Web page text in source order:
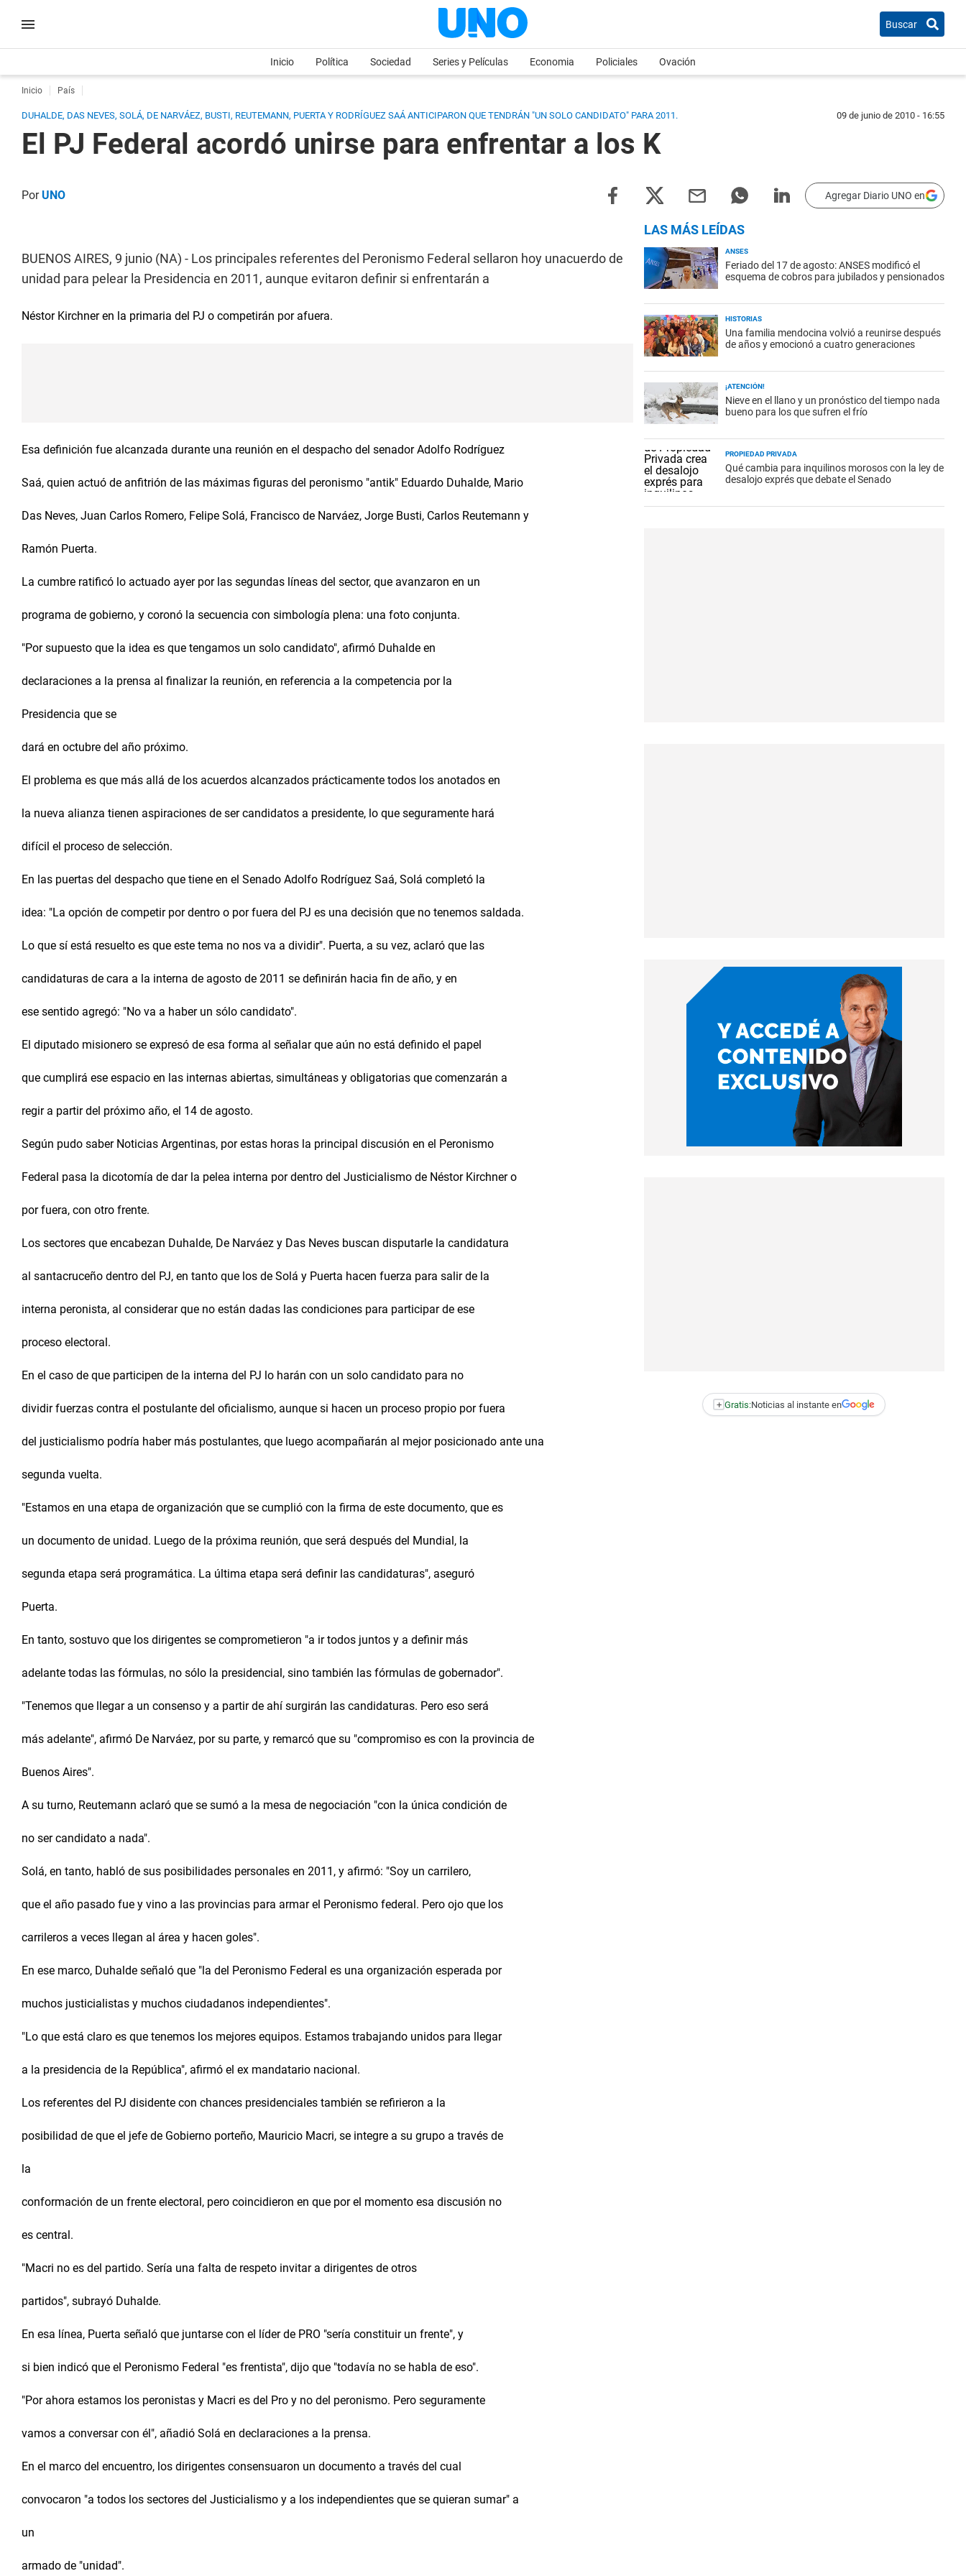
Buscar
Inicio Política Sociedad Series y Películas Economia Policiales Ovación
Inicio País
DUHALDE, DAS NEVES, SOLÁ, DE NARVÁEZ, BUSTI, REUTEMANN, PUERTA Y RODRÍGUEZ SAÁ ANTICIPARON QUE TENDRÁN "UN SOLO CANDIDATO" PARA 2011. 09 de junio de 2010 - 16:55
El PJ Federal acordó unirse para enfrentar a los K
PorUNO Agregar Diario UNO en
BUENOS AIRES, 9 junio (NA) - Los principales referentes del Peronismo Federal sellaron hoy unacuerdo de
unidad para pelear la Presidencia en 2011, aunque evitaron definir si enfrentarán a
Néstor Kirchner en la primaria del PJ o competirán por afuera.
Esa definición fue alcanzada durante una reunión en el despacho del senador Adolfo Rodríguez
Saá, quien actuó de anfitrión de las máximas figuras del peronismo "antik" Eduardo Duhalde, Mario
Das Neves, Juan Carlos Romero, Felipe Solá, Francisco de Narváez, Jorge Busti, Carlos Reutemann y
Ramón Puerta.
La cumbre ratificó lo actuado ayer por las segundas líneas del sector, que avanzaron en un
programa de gobierno, y coronó la secuencia con simbología plena: una foto conjunta.
"Por supuesto que la idea es que tengamos un solo candidato", afirmó Duhalde en
declaraciones a la prensa al finalizar la reunión, en referencia a la competencia por la
Presidencia que se
dará en octubre del año próximo.
El problema es que más allá de los acuerdos alcanzados prácticamente todos los anotados en
la nueva alianza tienen aspiraciones de ser candidatos a presidente, lo que seguramente hará
difícil el proceso de selección.
En las puertas del despacho que tiene en el Senado Adolfo Rodríguez Saá, Solá completó la
idea: "La opción de competir por dentro o por fuera del PJ es una decisión que no tenemos saldada.
Lo que sí está resuelto es que este tema no nos va a dividir". Puerta, a su vez, aclaró que las
candidaturas de cara a la interna de agosto de 2011 se definirán hacia fin de año, y en
ese sentido agregó: "No va a haber un sólo candidato".
El diputado misionero se expresó de esa forma al señalar que aún no está definido el papel
que cumplirá ese espacio en las internas abiertas, simultáneas y obligatorias que comenzarán a
regir a partir del próximo año, el 14 de agosto.
Según pudo saber Noticias Argentinas, por estas horas la principal discusión en el Peronismo
Federal pasa la dicotomía de dar la pelea interna por dentro del Justicialismo de Néstor Kirchner o
por fuera, con otro frente.
Los sectores que encabezan Duhalde, De Narváez y Das Neves buscan disputarle la candidatura
al santacruceño dentro del PJ, en tanto que los de Solá y Puerta hacen fuerza para salir de la
interna peronista, al considerar que no están dadas las condiciones para participar de ese
proceso electoral.
En el caso de que participen de la interna del PJ lo harán con un solo candidato para no
dividir fuerzas contra el postulante del oficialismo, aunque si hacen un proceso propio por fuera
del justicialismo podría haber más postulantes, que luego acompañarán al mejor posicionado ante una
segunda vuelta.
"Estamos en una etapa de organización que se cumplió con la firma de este documento, que es
un documento de unidad. Luego de la próxima reunión, que será después del Mundial, la
segunda etapa será programática. La última etapa será definir las candidaturas", aseguró
Puerta.
En tanto, sostuvo que los dirigentes se comprometieron "a ir todos juntos y a definir más
adelante todas las fórmulas, no sólo la presidencial, sino también las fórmulas de gobernador".
"Tenemos que llegar a un consenso y a partir de ahí surgirán las candidaturas. Pero eso será
más adelante", afirmó De Narváez, por su parte, y remarcó que su "compromiso es con la provincia de
Buenos Aires".
A su turno, Reutemann aclaró que se sumó a la mesa de negociación "con la única condición de
no ser candidato a nada".
Solá, en tanto, habló de sus posibilidades personales en 2011, y afirmó: "Soy un carrilero,
que el año pasado fue y vino a las provincias para armar el Peronismo federal. Pero ojo que los
carrileros a veces llegan al área y hacen goles".
En ese marco, Duhalde señaló que "la del Peronismo Federal es una organización esperada por
muchos justicialistas y muchos ciudadanos independientes".
"Lo que está claro es que tenemos los mejores equipos. Estamos trabajando unidos para llegar
a la presidencia de la República", afirmó el ex mandatario nacional.
Los referentes del PJ disidente con chances presidenciales también se refirieron a la
posibilidad de que el jefe de Gobierno porteño, Mauricio Macri, se integre a su grupo a través de
la
conformación de un frente electoral, pero coincidieron en que por el momento esa discusión no
es central.
"Macri no es del partido. Sería una falta de respeto invitar a dirigentes de otros
partidos", subrayó Duhalde.
En esa línea, Puerta señaló que juntarse con el líder de PRO "sería constituir un frente", y
si bien indicó que el Peronismo Federal "es frentista", dijo que "todavía no se habla de eso".
"Por ahora estamos los peronistas y Macri es del Pro y no del peronismo. Pero seguramente
vamos a conversar con él", añadió Solá en declaraciones a la prensa.
En el marco del encuentro, los dirigentes consensuaron un documento a través del cual
convocaron "a todos los sectores del Justicialismo y a los independientes que se quieran sumar" a
un
armado de "unidad".
LAS MÁS LEÍDAS
ANSES
Feriado del 17 de agosto: ANSES modificó el
esquema de cobros para jubilados y pensionados
HISTORIAS
Una familia mendocina volvió a reunirse después
de años y emocionó a cuatro generaciones
¡ATENCIÓN!
Nieve en el llano y un pronóstico del tiempo nada
bueno para los que sufren el frío
PROPIEDAD PRIVADA
Qué cambia para inquilinos morosos con la ley de
desalojo exprés que debate el Senado
+ Gratis:Noticias al instante en